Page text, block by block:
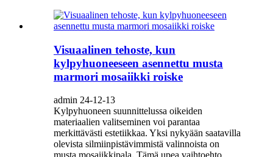
Visuaalinen tehoste, kun
kylpyhuoneeseen asennettu musta
marmori mosaiikki roiske
admin 24-12-13
Kylpyhuoneen suunnittelussa oikeiden
materiaalien valitseminen voi parantaa
merkittävästi estetiikkaa. Yksi nykyään saatavilla
olevista silmiinpistävimmistä valinnoista on